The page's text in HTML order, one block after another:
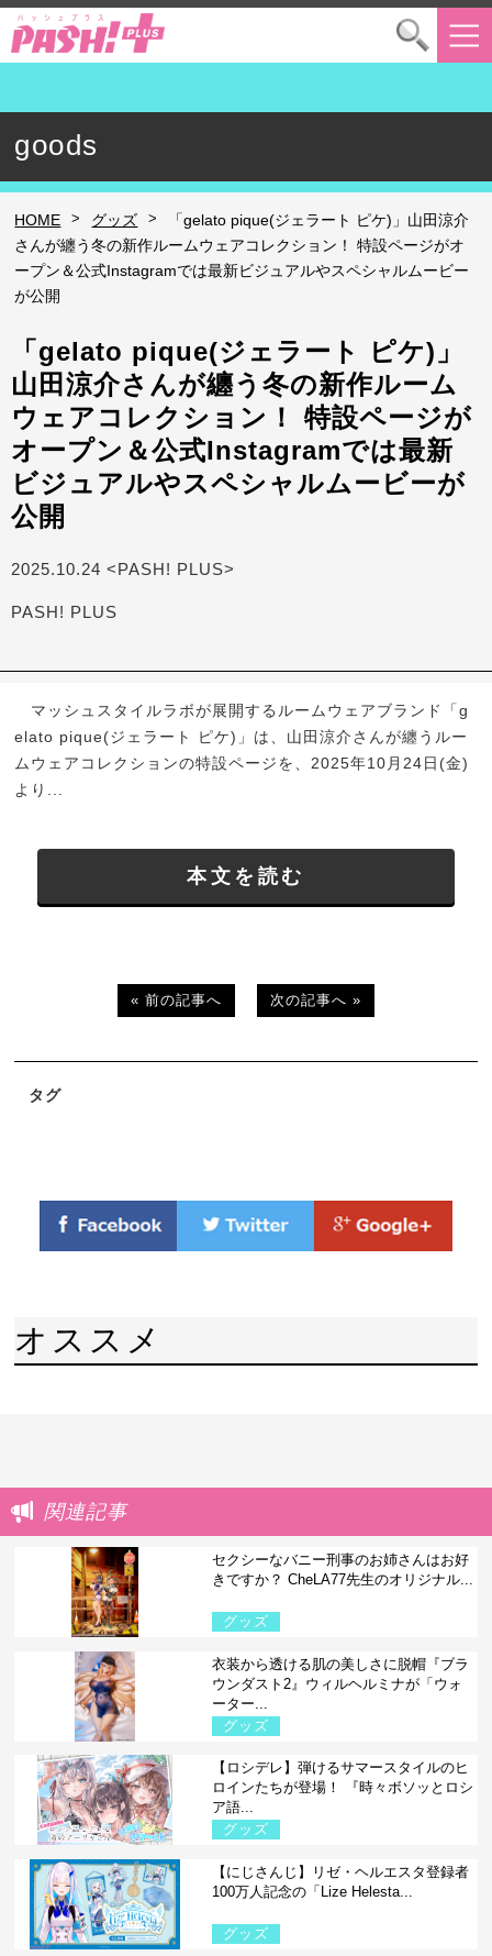
goods
HOME > グッズ >
「gelato pique(ジェラート ピケ)」山田涼介
さんが纏う冬の新作ルームウェアコレクション！ 特設ページがオ
ープン＆公式Instagramでは最新ビジュアルやスペシャルムービー
が公開
「gelato pique(ジェラート ピケ)」
山田涼介さんが纏う冬の新作ルーム
ウェアコレクション！ 特設ページが
オープン＆公式Instagramでは最新
ビジュアルやスペシャルムービーが
公開
2025.10.24 <PASH! PLUS>
PASH! PLUS
マッシュスタイルラボが展開するルームウェアブランド「g
elato pique(ジェラート ピケ)」は、山田涼介さんが纏うルー
ムウェアコレクションの特設ページを、2025年10月24日(金)
より...
本文を読む
« 前の記事へ 次の記事へ »
タグ
オススメ
関連記事
セクシーなバニー刑事のお姉さんはお好
きですか？ CheLA77先生のオリジナル...
グッズ
衣装から透ける肌の美しさに脱帽『ブラ
ウンダスト2』ウィルヘルミナが「ウォ
ーター...
グッズ
【ロシデレ】弾けるサマースタイルのヒ
ロインたちが登場！ 『時々ボソッとロシ
ア語...
グッズ
【にじさんじ】リゼ・ヘルエスタ登録者
100万人記念の「Lize Helesta...
グッズ